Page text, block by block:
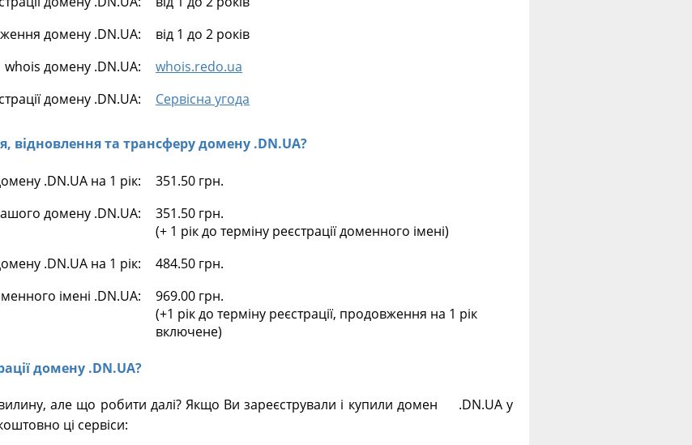
домену .DN.UA:
від 1 до 2 років
whois домену .DN.UA:
whois.redo.ua
домену .DN.UA:
Сервісна угода
відновлення та трансферу домену .DN.UA?
.DN.UA на 1 рік:
351.50 грн.
домену .DN.UA:
351.50 грн.
(+ 1 рік до терміну реєстрації доменного імені)
.DN.UA на 1 рік:
484.50 грн.
імені .DN.UA:
969.00 грн.
(+1 рік до терміну реєстрації, продовження на 1 рік
включене)
домену .DN.UA?
але що робити далі? Якщо Ви зареєстрували і купили домен .DN.UA у
ці сервіси: